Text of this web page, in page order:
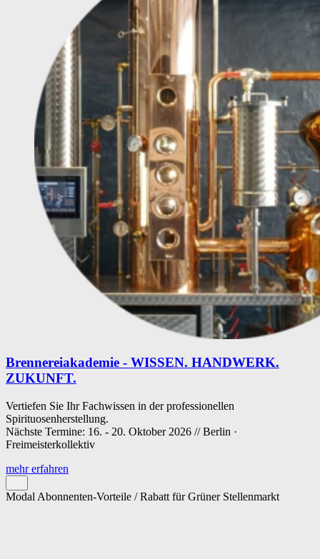
Brennereiakademie - WISSEN. HANDWERK.
ZUKUNFT.
Vertiefen Sie Ihr Fachwissen in der professionellen
Spirituosenherstellung.
Nächste Termine: 16. - 20. Oktober 2026 // Berlin ·
Freimeisterkollektiv
mehr erfahren
Modal Abonnenten-Vorteile / Rabatt für Grüner Stellenmarkt